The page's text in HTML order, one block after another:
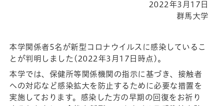
2022年3月17日
群馬大学
本学関係者5名が新型コロナウイルスに感染しているこ
とが判明しました(2022年3月17日時点)。
本学では、保健所等関係機関の指示に基づき、接触者
への対応など感染拡大を防止するために必要な措置を
実施しております。感染した方の早期の回復をお祈り